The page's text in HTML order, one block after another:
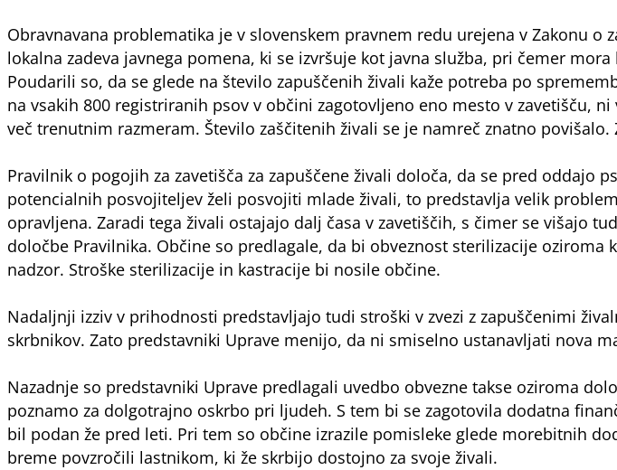
Obravnavana problematika je v slovenskem pravnem redu urejena v Zakonu o
lokalna zadeva javnega pomena, ki se izvršuje kot javna služba, pri čemer
Poudarili so, da se glede na število zapuščenih živali kaže potreba po
na vsakih 800 registriranih psov v občini zagotovljeno eno mesto v zavetišču,
več trenutnim razmeram. Število zaščitenih živali se je namreč znatno
Pravilnik o pogojih za zavetišča za zapuščene živali določa, da se pred
potencialnih posvojiteljev želi posvojiti mlade živali, to predstavlja velik
opravljena. Zaradi tega živali ostajajo dalj časa v zavetiščih, s čimer se višajo
določbe Pravilnika. Občine so predlagale, da bi obveznost sterilizacije
nadzor. Stroške sterilizacije in kastracije bi nosile občine.
Nadaljnji izziv v prihodnosti predstavljajo tudi stroški v zvezi z zapuščenimi
skrbnikov. Zato predstavniki Uprave menijo, da ni smiselno ustanavljati nova
Nazadnje so predstavniki Uprave predlagali uvedbo obvezne takse oziroma
poznamo za dolgotrajno oskrbo pri ljudeh. S tem bi se zagotovila dodatna
bil podan že pred leti. Pri tem so občine izrazile pomisleke glede morebitnih
breme povzročili lastnikom, ki že skrbijo dostojno za svoje živali.